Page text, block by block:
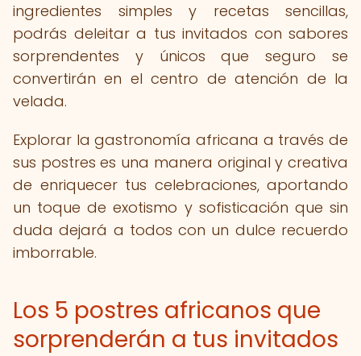
ingredientes simples y recetas sencillas,
podrás deleitar a tus invitados con sabores
sorprendentes y únicos que seguro se
convertirán en el centro de atención de la
velada.
Explorar la gastronomía africana a través de
sus postres es una manera original y creativa
de enriquecer tus celebraciones, aportando
un toque de exotismo y sofisticación que sin
duda dejará a todos con un dulce recuerdo
imborrable.
Los 5 postres africanos que
sorprenderán a tus invitados